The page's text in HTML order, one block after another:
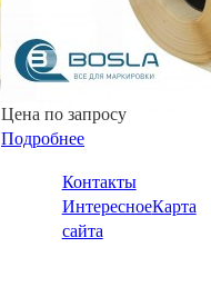
Цена по запросу
Подробнее
Контакты
ИнтересноеКарта
сайта